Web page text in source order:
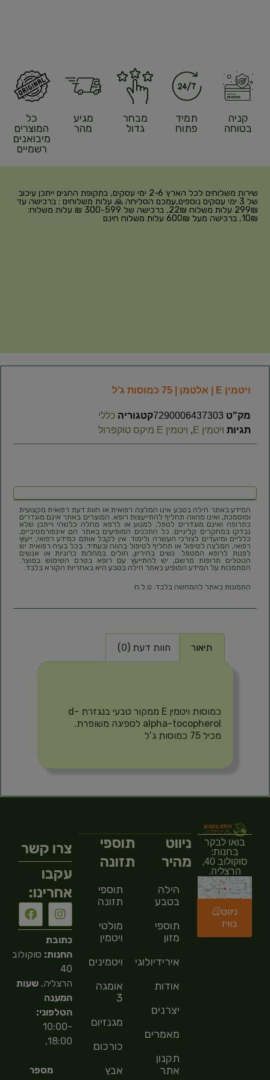
קניה
בטוחה
תמיד
פתוח
מבחר
גדול
מגיע
מהר
כל
המוצרים
מיבואנים
רשמיים
שירות משלוחים לכל הארץ 2-6 ימי עסקים, בתקופת החגים ייתכן עיכוב
של 3 ימי עסקים נוספים,עמכם הסליחה 🙏 עלות משלוחים : ברכישה עד
299₪ עלות משלוח 22₪, ברכישה של 300-599 ₪ עלות משלוח:
10₪, ברכישה מעל 600₪ עלות משלוח חינם
ויטמין E | אלטמן | 75 כמוסות ג’ל
מק"ט 7290006437303קטגוריה כללי
תגיות ויטמין E , ויטמין E מיקס טוקפרול
המידע באתר הילה בטבע אינו המלצה רפואית או חוות דעת רפואית מקצועית
ומוסמכת, ואינו מהווה תחליף להתייעצות רופא. המוצרים באתר אינם מוגדרים
כתרופה ואינם מוגדרים לטפל, למנוע או לרפא מחלה כלשהי וייתכן שלא
נבדקו במחקרים קליניים. כל התכנים המופיעים באתר הם אינפורמטיביים,
כלליים ומיועדים לצורכי העשרה ולימוד. אין לקבל אותם כמידע רפואי, ייעוץ
רפואי, המלצה לטיפול או תחליף לטיפול בהווה ובעתיד. בכל בעיה רפואית יש
לפנות לרופא המטפל. נשים בהיריון, חולים במחלות כרוניות או אנשים
הנוטלים תרופות מרשם, יש להתייעץ עם רופא בטרם השימוש במוצר.
הסתמכות על המידע המופיע באתר הילה בטבע היא באחריות הקורא בלבד.
התמונות באתר להמחשה בלבד. ט.ל.ח
תיאור חוות דעת (0)
כמוסות ויטמין E ממקור טבעי בנגזרת d-
alpha-tocopherol לספיגה משופרת.
מכיל 75 כמוסות ג’ל
בואו לבקר
בחנות:
סוקולוב 40,
הרצליה.
ניווט
בוויז
ניווט
מהיר
הילה
בטבע
תוספי
מזון
אירידיולוגיה
אודות
יצרנים
מאמרים
תקנון
אתר
תוספי
תזונה
תוספי
תזונה
מולטי
ויטמין
ויטמינים
אומגה
3
מגנזיום
כורכום
אבץ
צרו קשר
עקבו
אחרינו:
כתובת
החנות: סוקולוב
40
הרצליה,שעות
המענה
הטלפוני:
10:00-
18:00,
מספר